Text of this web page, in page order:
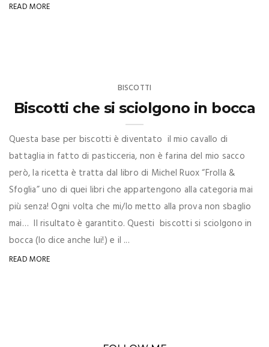
READ MORE
BISCOTTI
Biscotti che si sciolgono in bocca
Questa base per biscotti è diventato il mio cavallo di
battaglia in fatto di pasticceria, non è farina del mio sacco
però, la ricetta è tratta dal libro di Michel Ruox “Frolla &
Sfoglia” uno di quei libri che appartengono alla categoria mai
più senza! Ogni volta che mi/lo metto alla prova non sbaglio
mai… Il risultato è garantito. Questi biscotti si sciolgono in
bocca (lo dice anche lui!) e il ...
READ MORE